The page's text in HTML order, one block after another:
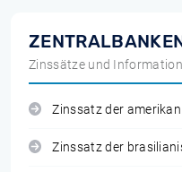
Zinssätze und
Zinssatz der
Zinssatz der